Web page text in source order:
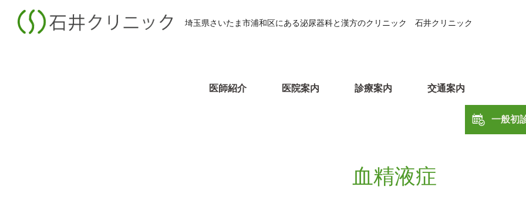
埼玉県さいたま市浦和区にある泌尿器科と漢方のクリニック 石井クリニック
医師紹介 医院案内 診療案内 交通案内
一般初
血精液症